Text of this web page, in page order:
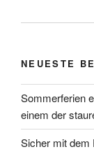
NEUESTE
Sommerferien
einem der
Sicher mit dem